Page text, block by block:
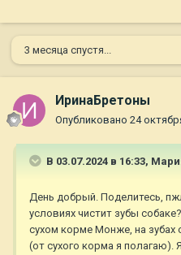
3 месяца спустя...
ИринаБретоны
Опубликовано 24
В 03.07.2024 в 16:33,
День добрый. Поделитесь,
условиях чистит зубы
сухом корме Монже, на зубах
(от сухого корма я полагаю).